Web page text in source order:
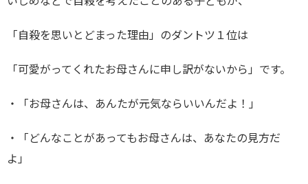
「自殺を思いとどまった理由」のダントツ１位は
「可愛がってくれたお母さんに申し訳がないから」です。
・「お母さんは、あんたが元気ならいいんだよ！」
・「どんなことがあってもお母さんは、あなたの見方だ
よ」